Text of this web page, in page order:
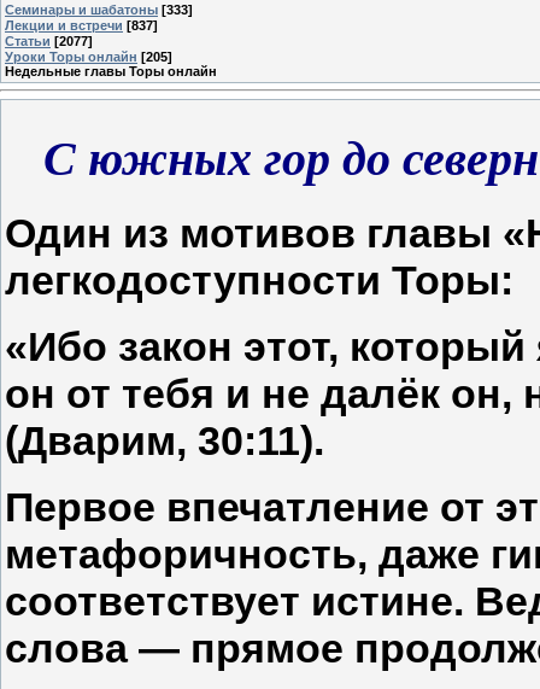
Семинары и шабатоны [333]
Лекции и встречи [837]
Статьи [2077]
Уроки Торы онлайн [205]
Недельные главы Торы онлайн
С южных гор до
Один из мотивов главы
легкодоступности Торы:
«Ибо закон этот,
он от тебя и не далёк он,
(Дварим, 30:11).
Первое впечатление от
метафоричность, даже
соответствует истине.
слова — прямое